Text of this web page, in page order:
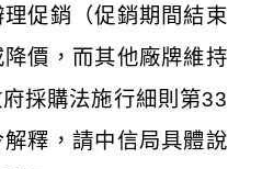
促銷（促銷期間結束
價，而其他廠牌維持
採購法施行細則第33
釋，請中信局具體說